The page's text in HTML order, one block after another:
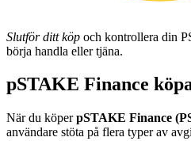
Launchpool
Slutför ditt köp och kontrollera din
börja handla eller tjäna.
pSTAKE Finance
När du köperpSTAKE Finance
användare stöta på flera typer av